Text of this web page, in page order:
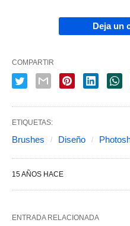
Deja un
COMPARTIR
ETIQUETAS:
Brushes Diseño
15 AÑOS HACE
ENTRADA RELACIONADA